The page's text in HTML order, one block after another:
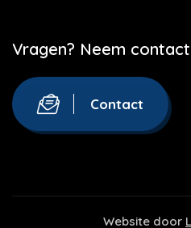
Vragen? Neem
Contact
Website door